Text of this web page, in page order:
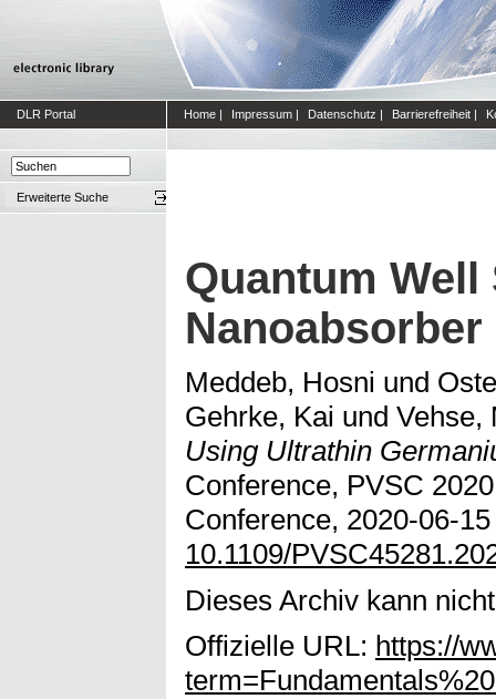
DLR Portal Home | Impressum | Datenschutz | Barrierefreiheit |
Erweiterte Suche
Quantum
Nanoabsorber
Meddeb, Hosni und
Gehrke, Kai und Vehse,
Using Ultrathin
Conference, PVSC
Conference, 2020-06-
10.1109/
Dieses Archiv kann
Offizielle URL: https://